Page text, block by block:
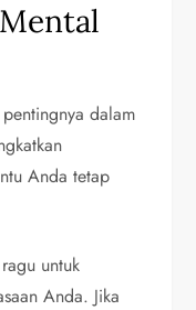
dalam
Anda tetap
untuk
Anda. Jika